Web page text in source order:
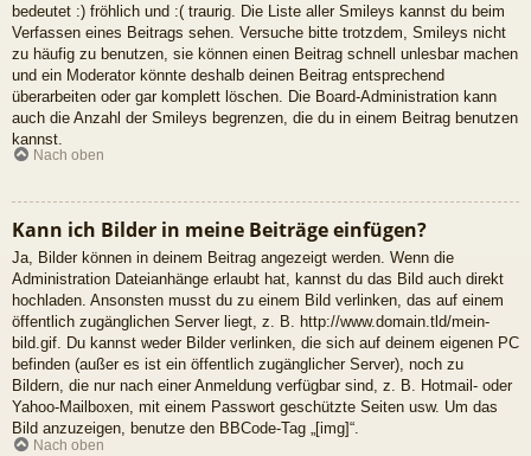
bedeutet :) fröhlich und :( traurig. Die Liste aller Smileys kannst du beim
Verfassen eines Beitrags sehen. Versuche bitte trotzdem, Smileys nicht
zu häufig zu benutzen, sie können einen Beitrag schnell unlesbar machen
und ein Moderator könnte deshalb deinen Beitrag entsprechend
überarbeiten oder gar komplett löschen. Die Board-Administration kann
auch die Anzahl der Smileys begrenzen, die du in einem Beitrag benutzen
kannst.
Nach oben
Kann ich Bilder in meine Beiträge einfügen?
Ja, Bilder können in deinem Beitrag angezeigt werden. Wenn die
Administration Dateianhänge erlaubt hat, kannst du das Bild auch direkt
hochladen. Ansonsten musst du zu einem Bild verlinken, das auf einem
öffentlich zugänglichen Server liegt, z. B. http://www.domain.tld/mein-
bild.gif. Du kannst weder Bilder verlinken, die sich auf deinem eigenen PC
befinden (außer es ist ein öffentlich zugänglicher Server), noch zu
Bildern, die nur nach einer Anmeldung verfügbar sind, z. B. Hotmail- oder
Yahoo-Mailboxen, mit einem Passwort geschützte Seiten usw. Um das
Bild anzuzeigen, benutze den BBCode-Tag „[img]“.
Nach oben